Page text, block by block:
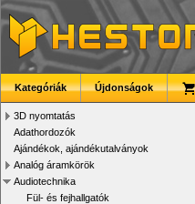
Kategóriák Újdonságok
3D nyomtatás
Adathordozók
Ajándékok, ajándékutalványok
Analóg áramkörök
Audiotechnika
Fül- és fejhallgatók